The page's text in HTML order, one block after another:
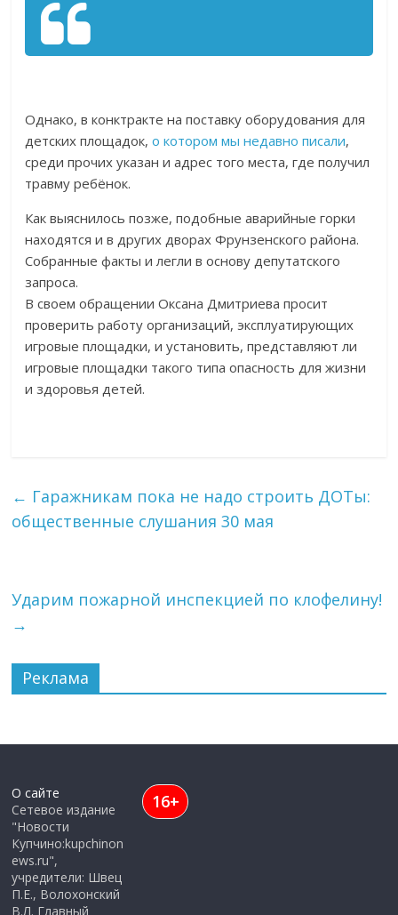
Однако, в конктракте на поставку оборудования для
детских площадок,о котором мы недавно писали,
среди прочих указан и адрес того места, где получил
травму ребёнок.
Как выяснилось позже, подобные аварийные горки
находятся и в других дворах Фрунзенского района.
Собранные факты и легли в основу депутатского
запроса.
В своем обращении Оксана Дмитриева просит
проверить работу организаций, эксплуатирующих
игровые площадки, и установить, представляют ли
игровые площадки такого типа опасность для жизни
и здоровья детей.
← Гаражникам пока не надо строить ДОТы:
общественные слушания 30 мая
Ударим пожарной инспекцией по клофелину!
→
Реклама
О сайте
Сетевое издание
"Новости
Купчино:kupchinon
ews.ru",
учредители: Швец
П.Е., Волохонский
В.Л. Главный
16+